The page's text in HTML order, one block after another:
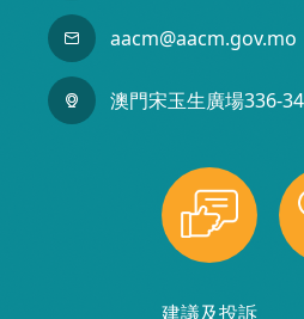
aacm@aacm.gov.mo
澳門宋玉生廣場336-
建議及投訴